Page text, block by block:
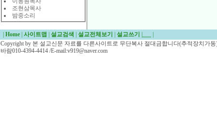
조현삼목사
밤중소리
Home 사이트맵 설교검색 설교전체보기 설교쓰기
Copyright by 본 설교신문 자료를 다른사이트로 무단복사 절대금합니다(추적장치가
바람010-4394-4414 /E-mail:v919@naver.com